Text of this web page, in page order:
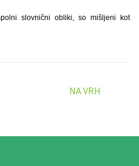
slovnični obliki, so mišljeni kot
NA VRH